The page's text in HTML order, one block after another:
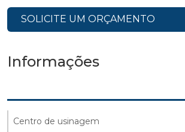
SOLICITE UM ORÇAMENTO
Informações
Centro de usinagem